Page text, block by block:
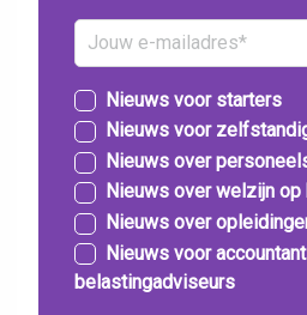
Nieuws voor starters
Nieuws voor
Nieuws over
Nieuws over welzijn op
Nieuws over
Nieuws voor
belastingadviseurs